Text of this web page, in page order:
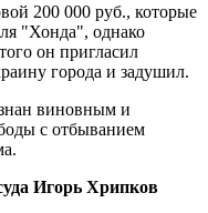
200 000 руб., которые
"Хонда", однако
он пригласил
города и задушил.
виновным и
с отбыванием
Игорь Хрипков